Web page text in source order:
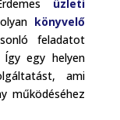
üzleti
könyvelő
feladatot
Így egy helyen
ami
működéséhez